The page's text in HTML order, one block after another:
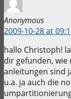
Anonymous
2009-10-28 at
hallo Christoph!
dir gefunden, wie
anleitungen sind
u.a. ja auch die